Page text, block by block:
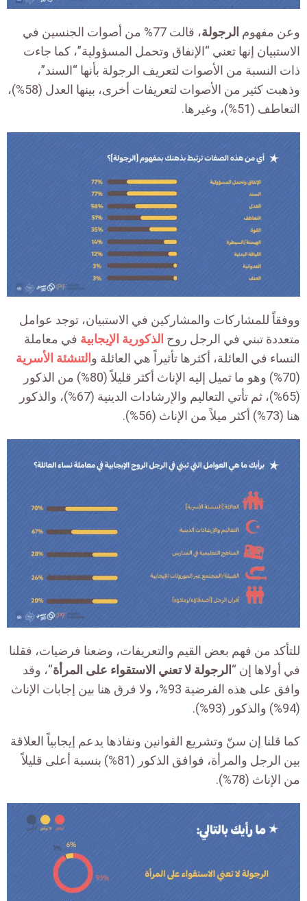
وعن مفهوم الرجولة
، قالت 77% من أصوات الجنسين في
الاستبيان إنها تعني “الإنفاق وتحمل المسؤولية”، كما جاءت
ذات النسبة من الأصوات لتعريف الرجولة بأنها “السند”،
وذهبت كثير من الأصوات لتعريفات أخرى، بينها العدل (58%)،
التعاطف (51%)، وغيرها.
ووفقاً للمشاركات والمشاركين في الاستبيان، توجد عوامل
متعددة تبني في الرجل روح الذكورية الإيجابية في معاملة
النساء في العائلة، أكثرها تأثيراً هي العائلة و التنشئة الأسرية
(70%) وهو ما تميل إليه الإناث أكثر قليلاً (80%) من الذكور
(65%)، ثم تأتي التعاليم والإرشادات الدينية (67%)، والذكور
هنا (73%) أكثر ميلاً من الإناث (56%).
للتأكد من فهم بعض القيم والتعريفات، وضعنا فرضيات، فقلنا
في أولاها إن “ الرجولة لا تعني الاستقواء على المرأة“، وقد
وافق على هذه الفرضية 93%، ولا فرق هنا بين إجابات الإناث
(94%) والذكور (93%).
كما قلنا إن سنّ وتشريع القوانين ونفاذها يدعم إيجابياً العلاقة
بين الرجل والمرأة، فوافق الذكور (81%) بنسبة أعلى قليلاً
من الإناث (78%).